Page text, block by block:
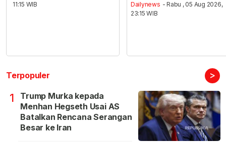
11:15 WIB
Dailynews - Rabu , 05 Aug 2026,
23:15 WIB
Terpopuler >
1
Trump Murka kepada
Menhan Hegseth Usai AS
Batalkan Rencana Serangan
Besar ke Iran